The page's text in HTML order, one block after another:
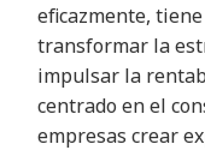
eficazmente,
transformar la
impulsar la
centrado en el
empresas crear